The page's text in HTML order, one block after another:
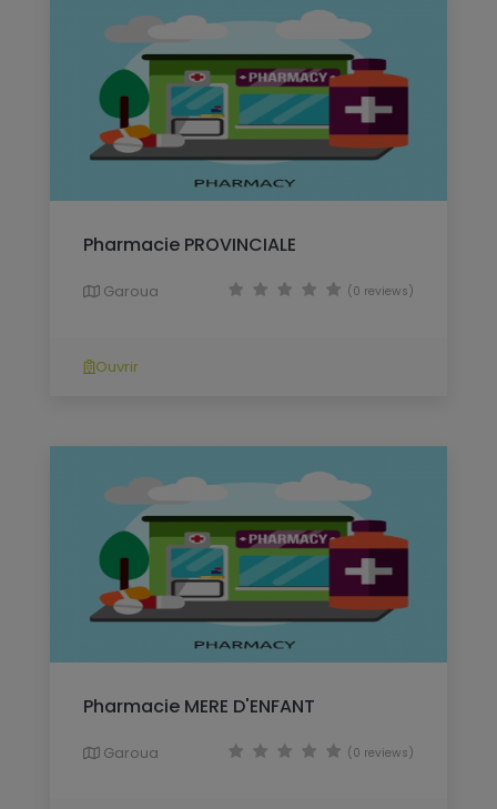
Pharmacie PROVINCIALE
Garoua (0 reviews)
Ouvrir
Pharmacie MERE D'ENFANT
Garoua (0 reviews)